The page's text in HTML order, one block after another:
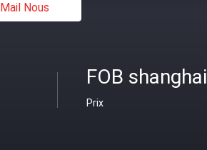
Mail Nous
FOB shanghai
Prix